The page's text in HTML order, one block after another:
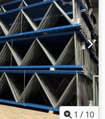
kg, gleichm çifti başına
Dodpfxsd Ht T Dj
Yürütme: compl.
için kasıtsız
a göz atmak: (Fiyatlar
gereken Genel
Raf muayene DIN EN
sistemleri için BGR 234
Kendi araç filosunun
1 / 10